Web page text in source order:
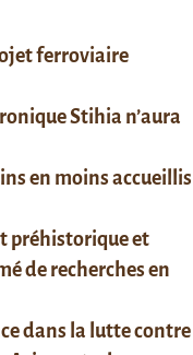
ferroviaire
Stihia n’aura
en moins accueillis
préhistorique et
de recherches en
dans la lutte contre